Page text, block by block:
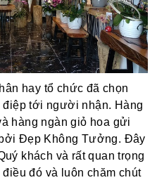
hay tổ chức đã chọn
điệp tới người nhận. Hàng
hàng ngàn giỏ hoa gửi
Đẹp Không Tưởng. Đây
khách và rất quan trọng
đó và luôn chăm chút